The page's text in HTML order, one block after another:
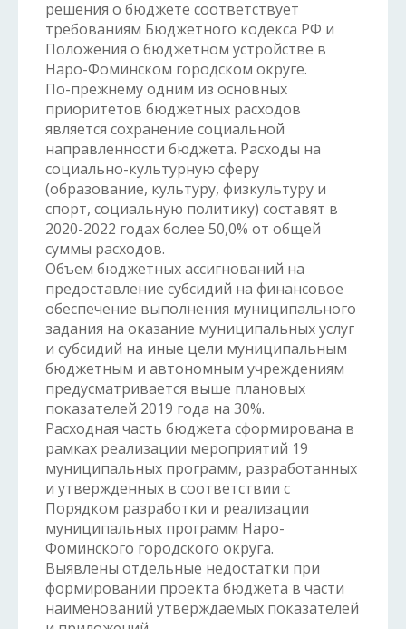
решения о бюджете соответствует
требованиям Бюджетного кодекса РФ и
Положения о бюджетном устройстве в
Наро-Фоминском городском округе.
По-прежнему одним из основных
приоритетов бюджетных расходов
является сохранение социальной
направленности бюджета. Расходы на
социально-культурную сферу
(образование, культуру, физкультуру и
спорт, социальную политику) составят в
2020-2022 годах более 50,0% от общей
суммы расходов.
Объем бюджетных ассигнований на
предоставление субсидий на финансовое
обеспечение выполнения муниципального
задания на оказание муниципальных услуг
и субсидий на иные цели муниципальным
бюджетным и автономным учреждениям
предусматривается выше плановых
показателей 2019 года на 30%.
Расходная часть бюджета сформирована в
рамках реализации мероприятий 19
муниципальных программ, разработанных
и утвержденных в соответствии с
Порядком разработки и реализации
муниципальных программ Наро-
Фоминского городского округа.
Выявлены отдельные недостатки при
формировании проекта бюджета в части
наименований утверждаемых показателей